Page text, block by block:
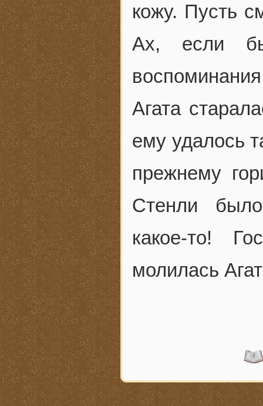
кожу. Пусть
Ах, если
Агата
ему удалось
прежнему
Стенли
какое-то!
молилась